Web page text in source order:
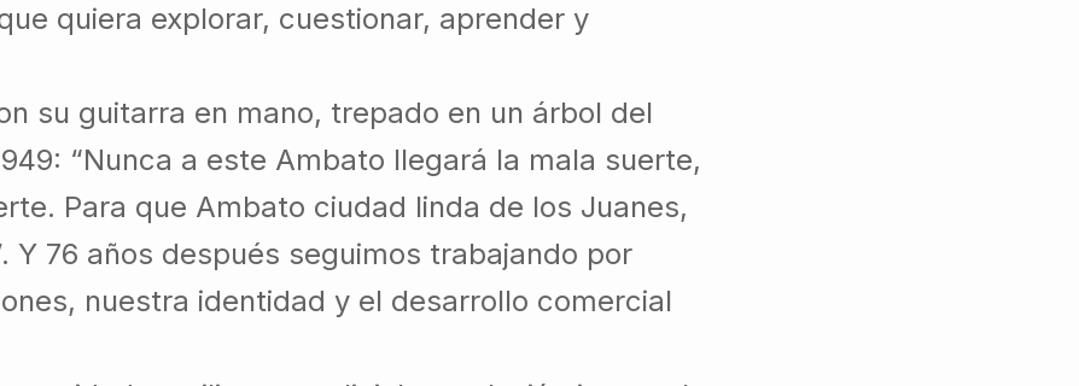
quiera explorar, cuestionar, aprender y
su guitarra en mano, trepado en un árbol del
“Nunca a este Ambato llegará la mala suerte,
Para que Ambato ciudad linda de los Juanes,
76 años después seguimos trabajando por
nuestra identidad y el desarrollo comercial